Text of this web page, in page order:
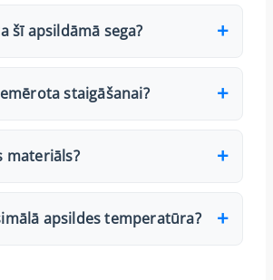
šī apsildāmā sega?
staigāšanai?
materiāls?
apsildes temperatūra?